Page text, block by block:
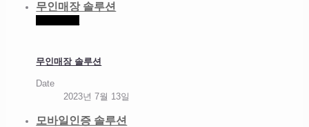
무인매장 솔루션
무인매장 솔루션
Date
2023년 7월 13일
모바일인증 솔루션